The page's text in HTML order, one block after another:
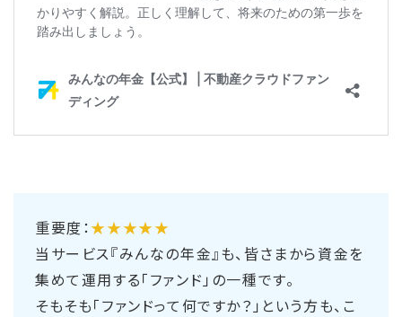
重要度 ：★★★★★
当サービス『みんなの年金』も、皆さまから資金を
集めて運用する「ファンド」の一種です。
そもそも「ファンドって何ですか？」という方も、こ